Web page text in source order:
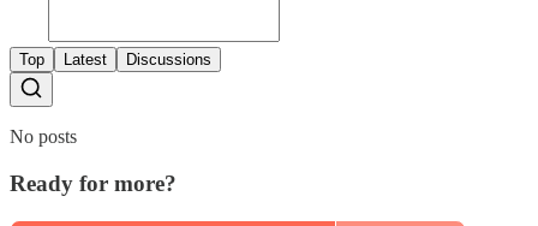
Top Latest Discussions
No posts
Ready for more?